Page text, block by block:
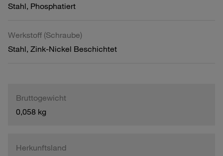
Stahl, Phosphatiert
Werkstoff (Schraube)
Stahl, Zink-Nickel Beschichtet
Bruttogewicht
0,058 kg
Herkunftsland